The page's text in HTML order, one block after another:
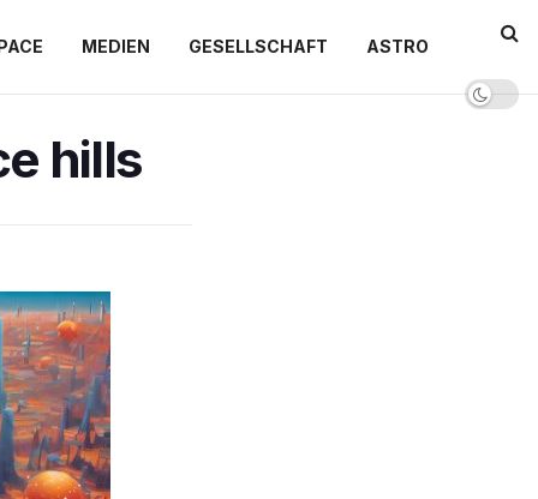
MEDIEN GESELLSCHAFT ASTRO
hills